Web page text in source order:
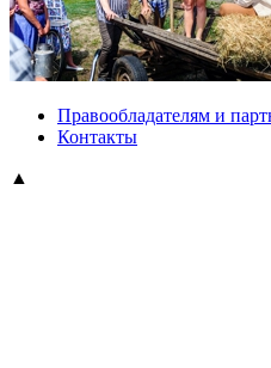
Правообладателям и
Контакты
▲